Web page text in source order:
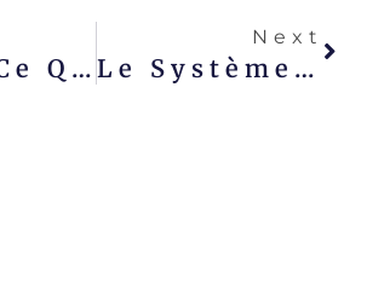
Qu’est-Ce Qu’une LUT ?
Next
Le Système Vidéo Sans Fil Par ARRI